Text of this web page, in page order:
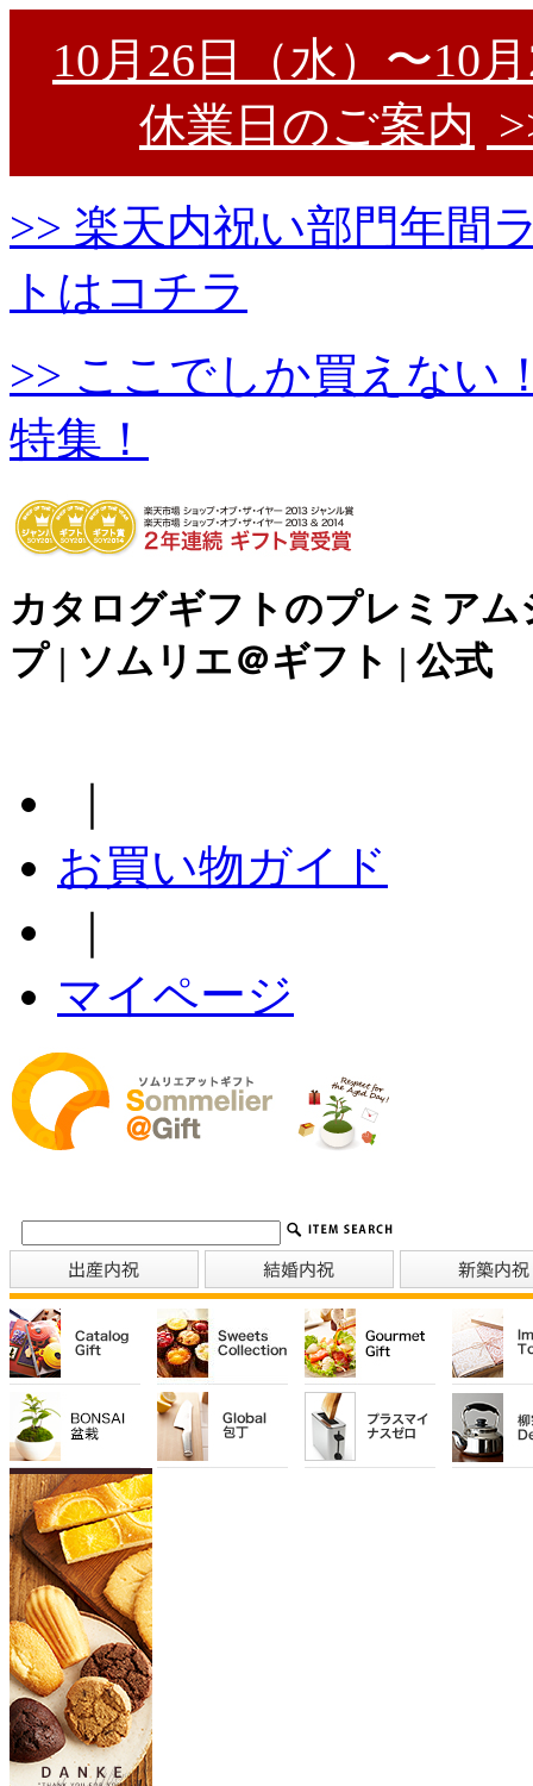
10月26日（水）〜10
休業日のご案内
>> 楽天内祝い部門年間
トはコチラ
>> ここでしか買えない
特集！
カタログギフトのプレミアム
プ | ソムリエ＠ギフト | 公式
お買い物ガイド
マイページ